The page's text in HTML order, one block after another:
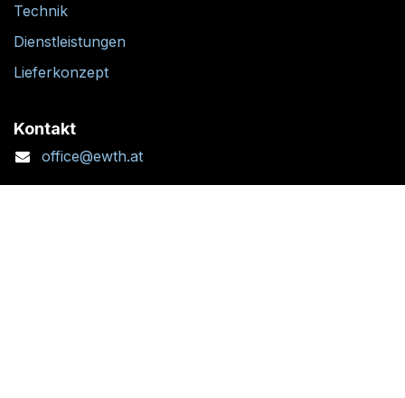
Technik
Dienstleistungen
Lieferkonzept
Kontakt
office@ewth.at